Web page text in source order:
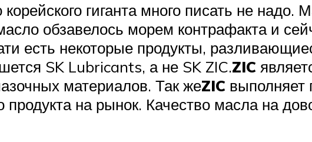
гиганта много писать не
обзавелось морем контрафакта и
есть некоторые продукты,
SK Lubricants, а не SK ZIC.ZIC
материалов. Так жеZIC выполняет
продукта на рынок. Качество масла на